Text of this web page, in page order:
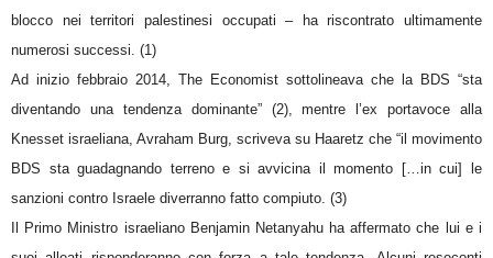
blocco nei territori palestinesi occupati – ha riscontrato ultimamente
numerosi successi. (1)
Ad inizio febbraio 2014, The Economist sottolineava che la BDS “sta
diventando una tendenza dominante” (2), mentre l’ex portavoce alla
Knesset israeliana, Avraham Burg, scriveva su Haaretz che “il movimento
BDS sta guadagnando terreno e si avvicina il momento […in cui] le
sanzioni contro Israele diverranno fatto compiuto. (3)
Il Primo Ministro israeliano Benjamin Netanyahu ha affermato che lui e i